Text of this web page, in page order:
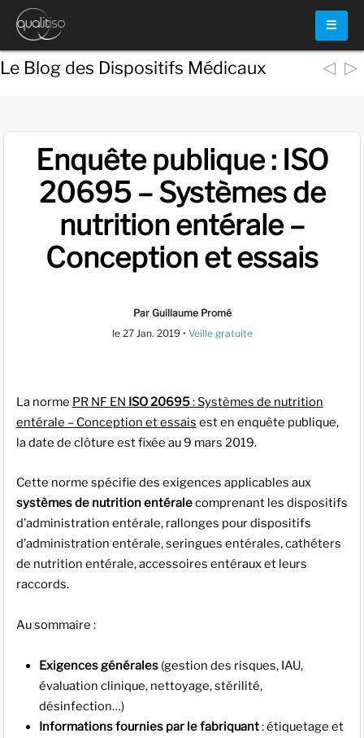
☰
Le Blog des Dispositifs Médicaux ◁ ▷
Enquête publique : ISO
20695 – Systèmes de
nutrition entérale –
Conception et essais
Par Guillaume Promé
le 27 Jan. 2019 • Veille gratuite
La norme PR NF EN ISO 20695: Systèmes de nutrition
entérale – Conception et essais est en enquête publique,
la date de clôture est fixée au 9 mars 2019.
Cette norme spécifie des exigences applicables aux
systèmes de nutrition entéralecomprenant les dispositifs
d’administration entérale, rallonges pour dispositifs
d’administration entérale, seringues entérales, cathéters
de nutrition entérale, accessoires entéraux et leurs
raccords.
Au sommaire :
Exigences générales (gestion des risques, IAU,
évaluation clinique, nettoyage, stérilité,
désinfection…)
Informations fournies par le fabriquant: étiquetage et